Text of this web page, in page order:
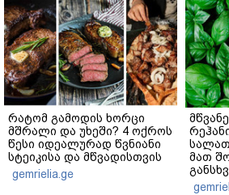
რატომ გამოდის ხორცი
მშრალი და უხეში? 4 ოქროს
წესი იდეალურად წვნიანი
სტეიკისა და მწვადისთვის
gemrielia.ge
მათ